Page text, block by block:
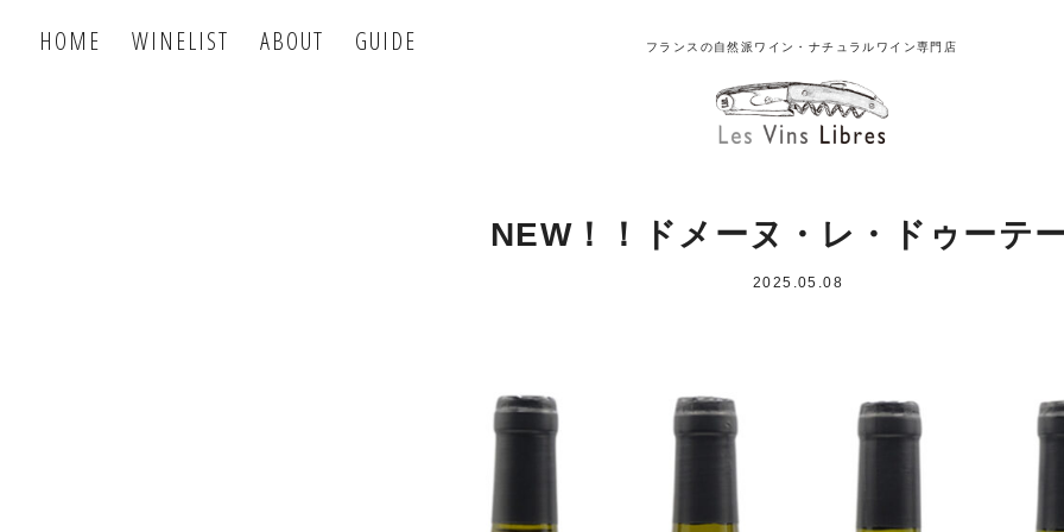
フランスの自然派ワイン・ナチュラルワイン専門店
HOME WINELIST ABOUT GUIDE
NEW！！ドメーヌ・レ・ドゥーテ
2025.05.08